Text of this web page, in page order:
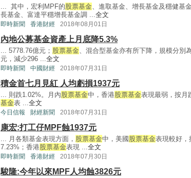
... 其中，宏利MPF的股票基金、進取基金、增長基金及穩健基
長基金、富達平穩增長基金調 ...全文
即時新聞 香港財經 2018年08月01日
內地公募基金資產上月底降5.3%
... 5778.76億元； 股票基金、混合型基金亦有所下降，規模分別
元，減少296 ...全文
即時新聞 中國財經 2018年07月31日
積金首七月見紅 人均虧損1937元
... 則跌1.02%。月內股票基金中，香港股票基金表現最弱，按月
基金表 ...全文
今日信報 財經新聞 2018年07月31日
康宏:打工仔MPF蝕1937元
... 月各類基金表現方面， 股票基金中，美國 股票基金表現較好，
7.23%；香港股票基金表現 ...全文
即時新聞 香港財經 2018年07月30日
駿隆:今年以來MPF人均蝕3826元